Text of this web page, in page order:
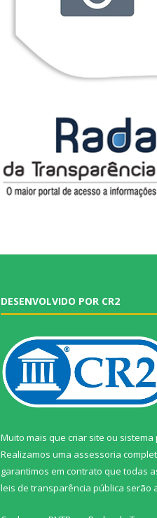
DESENVOLVIDO POR CR2
Muito mais que criar site ou sistema
Realizamos uma assessoria
garantimos em contrato que todas
leis de transparência pública serão